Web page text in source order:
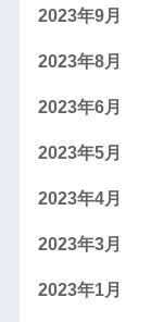
2023年9月
2023年8月
2023年6月
2023年5月
2023年4月
2023年3月
2023年1月